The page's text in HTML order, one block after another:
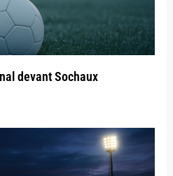
devant Sochaux